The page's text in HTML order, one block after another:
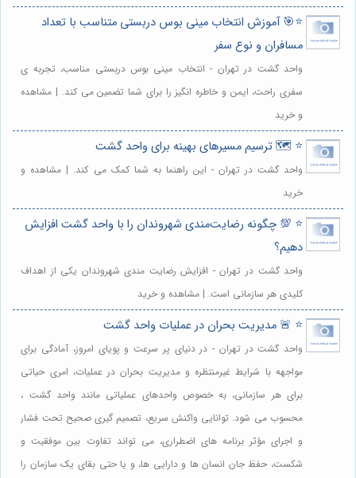
⭐️🎯 آموزش انتخاب مینی بوس دربستی متناسب با تعداد
مسافران و نوع سفر
واحد گشت در تهران - انتخاب مینی بوس دربستی مناسب، تجربه ی
سفری راحت، ایمن و خاطره انگیز را برای شما تضمین می کند. | مشاهده
و خرید
⭐️ 🗺️ ترسیم مسیرهای بهینه برای واحد گشت
واحد گشت در تهران - این راهنما به شما کمک می کند. | مشاهده و
خرید
⭐️ 💯 چگونه رضایت‌مندی شهروندان را با واحد گشت افزایش
دهیم؟
واحد گشت در تهران - افزایش رضایت مندی شهروندان یکی از اهداف
کلیدی هر سازمانی است. | مشاهده و خرید
⭐️ 🚨 مدیریت بحران در عملیات واحد گشت
واحد گشت در تهران - در دنیای پر سرعت و پویای امروز، آمادگی برای
مواجهه با شرایط غیرمنتظره و مدیریت بحران در عملیات، امری حیاتی
برای هر سازمانی، به خصوص واحدهای عملیاتی مانند واحد گشت ،
محسوب می شود. توانایی واکنش سریع، تصمیم گیری صحیح تحت فشار
و اجرای مؤثر برنامه های اضطراری، می تواند تفاوت بین موفقیت و
شکست، حفظ جان انسان ها و دارایی ها، و یا حتی بقای یک سازمان را